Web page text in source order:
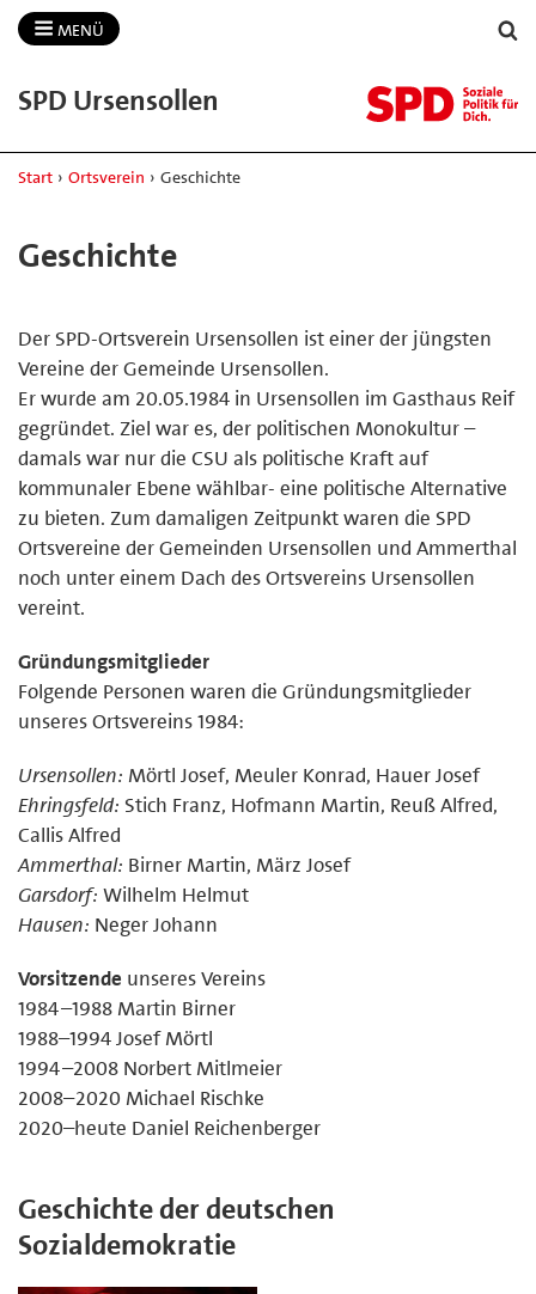
MENÜ
SPD Ursensollen
Start › Ortsverein › Geschichte
Geschichte
Der SPD-Ortsverein Ursensollen ist einer der jüngsten
Vereine der Gemeinde Ursensollen.
Er wurde am 20.05.1984 in Ursensollen im Gasthaus Reif
gegründet. Ziel war es, der politischen Monokultur –
damals war nur die CSU als politische Kraft auf
kommunaler Ebene wählbar- eine politische Alternative
zu bieten. Zum damaligen Zeitpunkt waren die SPD
Ortsvereine der Gemeinden Ursensollen und Ammerthal
noch unter einem Dach des Ortsvereins Ursensollen
vereint.
Gründungsmitglieder
Folgende Personen waren die Gründungsmitglieder
unseres Ortsvereins 1984:
Ursensollen: Mörtl Josef, Meuler Konrad, Hauer Josef
Ehringsfeld: Stich Franz, Hofmann Martin, Reuß Alfred,
Callis Alfred
Ammerthal: Birner Martin, März Josef
Garsdorf: Wilhelm Helmut
Hausen: Neger Johann
Vorsitzende unseres Vereins
1984–1988 Martin Birner
1988–1994 Josef Mörtl
1994–2008 Norbert Mitlmeier
2008–2020 Michael Rischke
2020–heute Daniel Reichenberger
Geschichte der deutschen
Sozialdemokratie